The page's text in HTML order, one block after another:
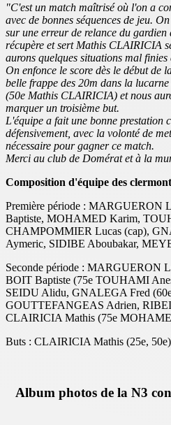
"C'est un match maîtrisé où l'on a
avec de bonnes séquences de jeu.
sur une erreur de relance du
récupère et sert Mathis CLAIRICIA
aurons quelques situations mal
On enfonce le score dès le début de
belle frappe des 20m dans la
(50e Mathis CLAIRICIA) et nous
marquer un troisième but.
L'équipe a fait une bonne prestation
défensivement, avec la volonté de
nécessaire pour gagner ce match.
Merci au club de Domérat et à la
Composition d'équipe des
Première période : MARGUERON
Baptiste, MOHAMED Karim,
CHAMPOMMIER Lucas (cap),
Aymeric, SIDIBE Aboubakar,
Seconde période : MARGUERON
BOIT Baptiste (75e TOUHAMI
SEIDU Alidu, GNALEGA Fred
GOUTTEFANGEAS Adrien,
CLAIRICIA Mathis (75e
Buts : CLAIRICIA Mathis (25e, 50e)
Album photos de la N3